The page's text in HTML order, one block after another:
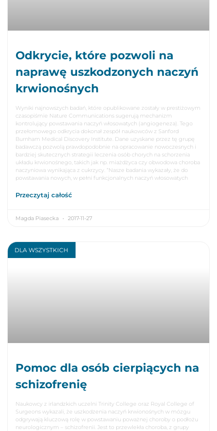
Odkrycie, które pozwoli na
naprawę uszkodzonych naczyń
krwionośnych
Wyniki najnowszych badań, które opublikowane zostały w prestiżowym
czasopiśmie Nature Communications sugerują mechanizm
kontrolujący powstawania naczyń włosowatych (angiogeneza). Tego
przełomowego odkrycia dokonał zespół naukowców z Sanford
Burnham Medical Discovery Institute. Dane uzyskane przez tę grupę
badawczą pozwolą prawdopodobnie na opracowanie nowoczesnych i
bardziej skutecznych strategii leczenia osób chorych na schorzenia
układu krwionośnego, takich jak np. miażdżyca czy obwodowa choroba
naczyniowa wynikająca z cukrzycy. “Nasze badania wykazały, że do
powstawania nowych, w pełni funkcjonalnych naczyń włosowatych
Przeczytaj całość
Magda Piasecka 2017-11-27
DLA WSZYSTKICH
Pomoc dla osób cierpiących na
schizofrenię
Naukowcy z irlandzkich uczelni Trinity College oraz Royal College of
Surgeons wykazali, że uszkodzenia naczyń krwionośnych w mózgu
odgrywają kluczową rolę w powstawaniu poważnej choroby o podłożu
neurologicznym – schizofrenii. Jest to przewlekła choroba, z grupy